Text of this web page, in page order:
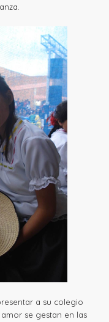
a su colegio
se gestan en las